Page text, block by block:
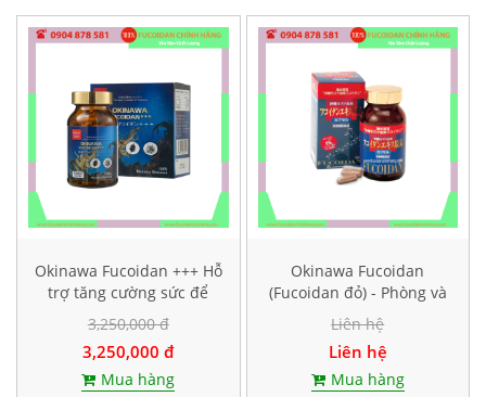
Okinawa Fucoidan +++ Hỗ
trợ tăng cường sức để
kháng, Hộp 30 viên
3,250,000 đ
3,250,000 đ
Mua hàng
Okinawa Fucoidan
(Fucoidan đỏ) - Phòng và
hỗ trợ điều trị ung thư,
Hộp 150 viên
Liên hệ
Liên hệ
Mua hàng